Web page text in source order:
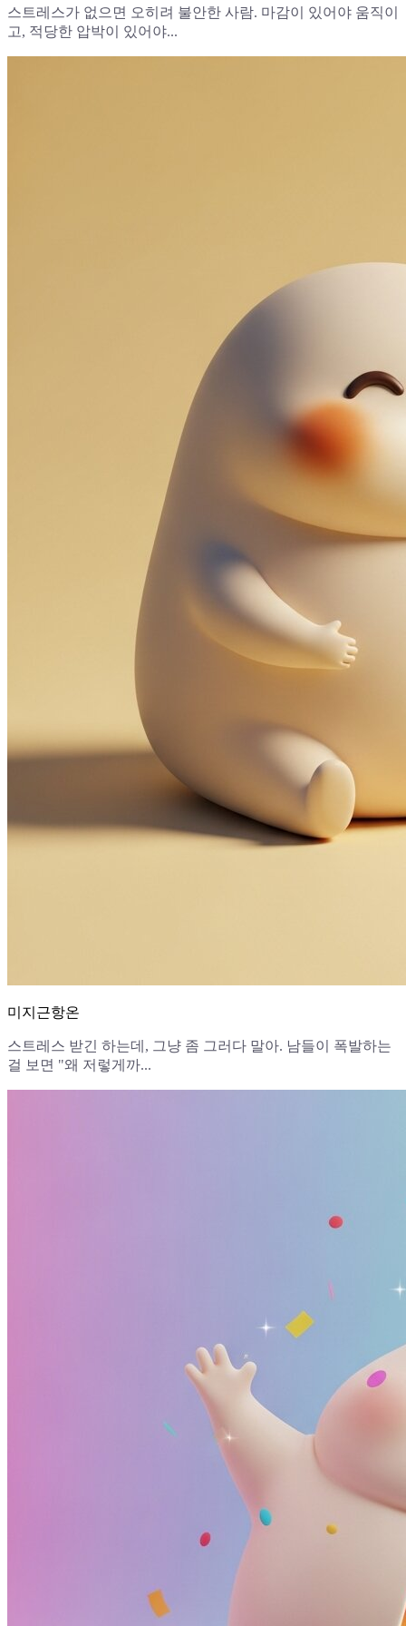
스트레스가 없으면 오히려 불안한 사람. 마감이 있어야 움직이
고, 적당한 압박이 있어야...
미지근항온
스트레스 받긴 하는데, 그냥 좀 그러다 말아. 남들이 폭발하는
걸 보면 "왜 저렇게까...